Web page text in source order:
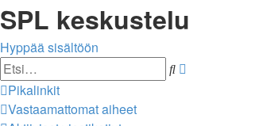
SPL keskustelu
Hyppää sisältöön
Etsi
Pikalinkit
Vastaamattomat aiheet